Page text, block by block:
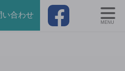
い合わせ
MENU